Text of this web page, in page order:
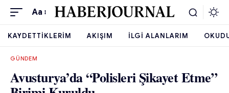
Aa
KAYDETTIKLERIM AKIŞIM İLGI ALANLARIM
GÜNDEM
Avusturya’da “Polisleri Şikayet Etme”